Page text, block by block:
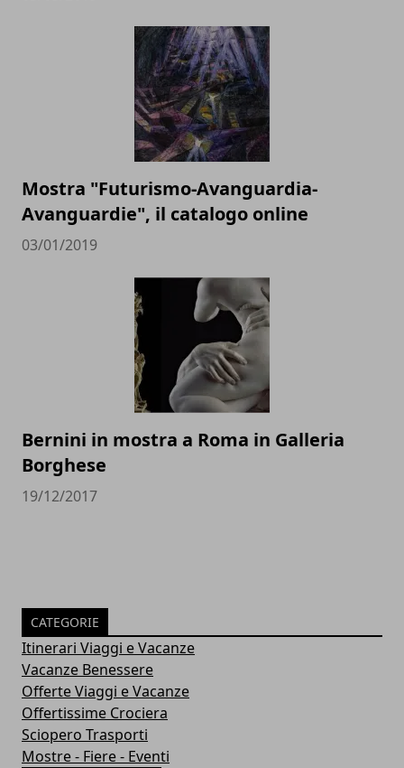
Mostra "Futurismo-Avanguardia-
Avanguardie", il catalogo online
03/01/2019
Bernini in mostra a Roma in Galleria
Borghese
19/12/2017
CATEGORIE
Itinerari Viaggi e Vacanze
Vacanze Benessere
Offerte Viaggi e Vacanze
Offertissime Crociera
Sciopero Trasporti
Mostre - Fiere - Eventi